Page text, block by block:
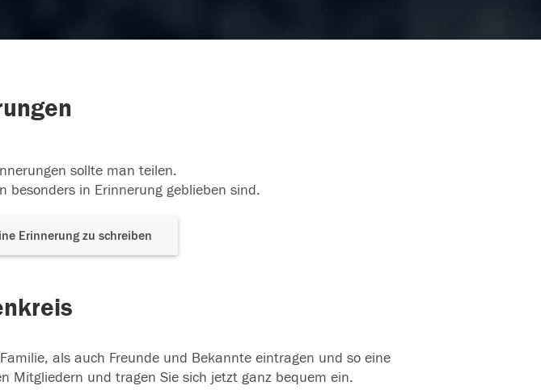
sollte man teilen.
besonders in Erinnerung geblieben sind.
Erinnerung zu schreiben
als auch Freunde und Bekannte eintragen und so eine
Mitgliedern und tragen Sie sich jetzt ganz bequem ein.